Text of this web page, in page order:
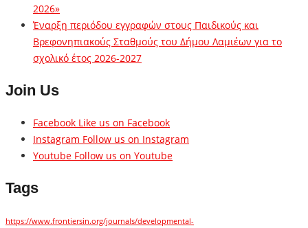
2026»
Έναρξη περιόδου εγγραφών στους Παιδικούς και
Βρεφονηπιακούς Σταθμούς του Δήμου Λαμιέων για το
σχολικό έτος 2026-2027
Join Us
Facebook Like us on Facebook
Instagram Follow us on Instagram
Youtube Follow us on Youtube
Tags
https://www.frontiersin.org/journals/developmental-